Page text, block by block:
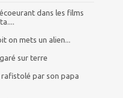
dans les films
on mets un alien...
sur terre
par son papa